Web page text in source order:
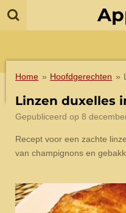
Ga
Home » Hoofdgerechten »
Linzen duxelles
Gepubliceerd op 8
Recept voor een zachte
van champignons en